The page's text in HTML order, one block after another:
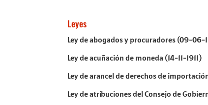
Leyes
Ley de abogados y procuradores (09-06-
Ley de acuñación de moneda (14-11-1911)
Ley de arancel de derechos de
Ley de atribuciones del Consejo de